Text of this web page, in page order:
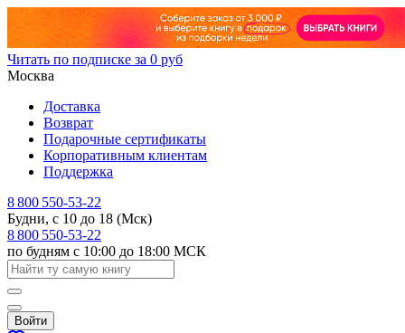
Читать по подписке за 0 руб
Москва
Доставка
Возврат
Подарочные сертификаты
Корпоративным клиентам
Поддержка
8 800 550-53-22
Будни, с 10 до 18 (Мск)
8 800 550-53-22
по будням с 10:00 до 18:00 МСК
Войти